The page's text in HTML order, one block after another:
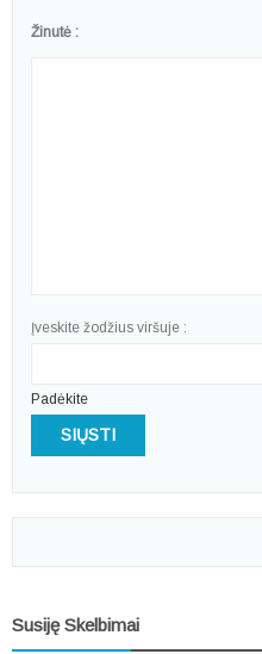
Žinutė :
Įveskite žodžius viršuje :
Padėkite
SIŲSTI
Susiję Skelbimai